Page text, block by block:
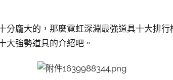
分龐大的，那麼霓虹深淵最強道具十大排
大強勢道具的介紹吧。